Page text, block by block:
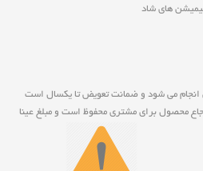
های شاد
رايگان انجام مي شود و ضمانت تعويض تا يکسال است
محصول برای مشتری محفوظ است و مبلغ عينا